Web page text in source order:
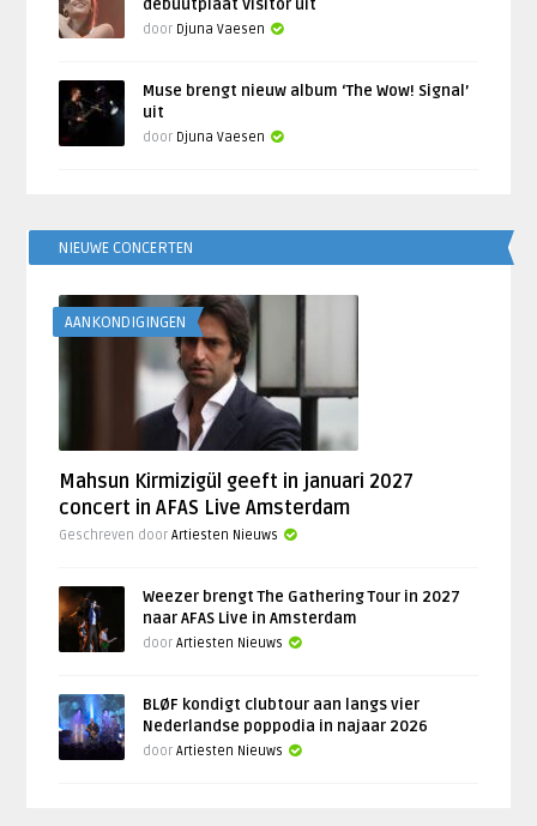
debuutplaat Visitor uit
door Djuna Vaesen
Muse brengt nieuw album ‘The Wow! Signal’
uit
door Djuna Vaesen
NIEUWE CONCERTEN
AANKONDIGINGEN
Mahsun Kirmizigül geeft in januari 2027
concert in AFAS Live Amsterdam
Geschreven doorArtiesten Nieuws
Weezer brengt The Gathering Tour in 2027
naar AFAS Live in Amsterdam
doorArtiesten Nieuws
BLØF kondigt clubtour aan langs vier
Nederlandse poppodia in najaar 2026
doorArtiesten Nieuws